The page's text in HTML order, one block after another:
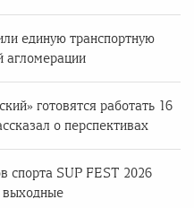
единую транспортную
агломерации
готовятся работать 16
о перспективах
спорта SUP FEST 2026
выходные